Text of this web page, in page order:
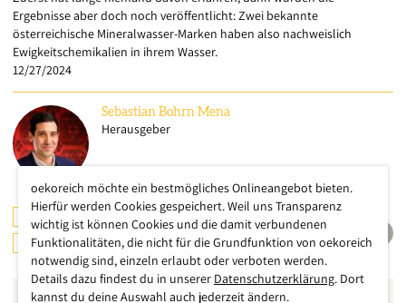
Ergebnisse aber doch noch veröffentlicht: Zwei bekannte
österreichische Mineralwasser-Marken haben also nachweislich
Ewigkeitschemikalien in ihrem Wasser.
12/27/2024
Sebastian Bohrn Mena
Herausgeber
ÖSTERREICH
CHECKS & TESTS
KONSUMENTENSCHUTZ
oekoreich möchte ein bestmögliches Onlineangebot bieten.
Hierfür werden Cookies gespeichert. Weil uns Transparenz
wichtig ist können Cookies und die damit verbundenen
Funktionalitäten, die nicht für die Grundfunktion von oekoreich
notwendig sind, einzeln erlaubt oder verboten werden.
Details dazu findest du in unserer Datenschutzerklärung. Dort
kannst du deine Auswahl auch jederzeit ändern.